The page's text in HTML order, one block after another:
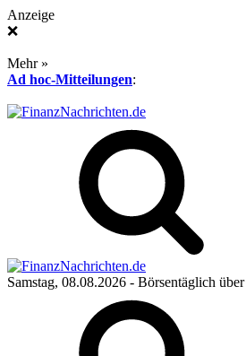
Anzeige
❌
Mehr »
Ad hoc-Mitteilungen:
Samstag, 08.08.2026 - Börsentäglich